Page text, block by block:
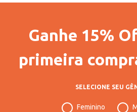
Ganhe 15%
primeira
SELECIONE SEU
Feminino